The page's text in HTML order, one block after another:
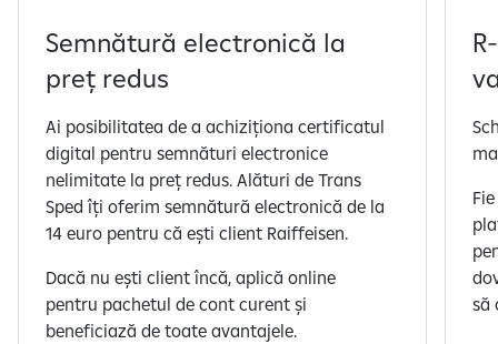
Semnătură electronică la
preț redus
Ai posibilitatea de a achiziționa certificatul
digital pentru semnături electronice
nelimitate la preț redus. Alături de Trans
Sped îți oferim semnătură electronică de la
14 euro pentru că ești client Raiffeisen.
Dacă nu ești client încă, aplică online
pentru pachetul de cont curent și
beneficiază de toate avantajele.
să